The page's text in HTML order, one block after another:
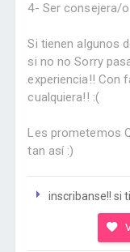
4- Ser consejera/o
Si tienen algunos
si no no Sorry
experiencia!! Con
cualquiera!! :(
Les prometemos
tan así :)
inscribanse!! si